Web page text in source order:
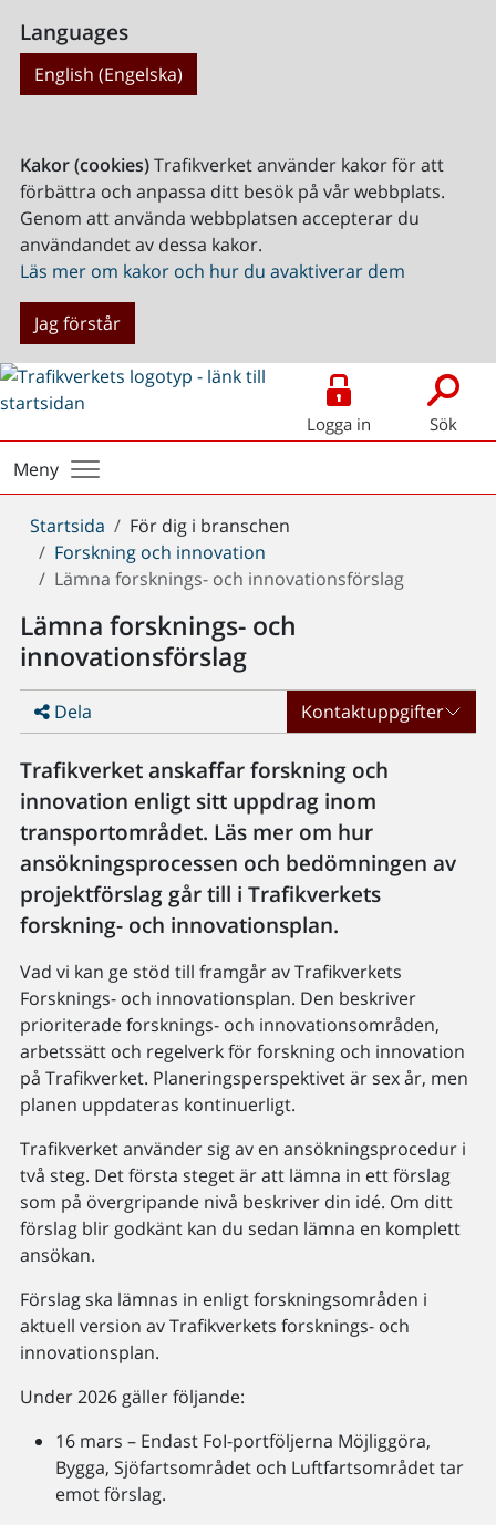
Languages
English (Engelska)
Kakor (cookies)Trafikverket använder kakor för att
förbättra och anpassa ditt besök på vår webbplats.
Genom att använda webbplatsen accepterar du
användandet av dessa kakor.
Läs mer om kakor och hur du avaktiverar dem
Jag förstår
Logga in Sök
Meny
Du
är
här:
Startsida
För dig i branschen
Forskning och innovation
Lämna forsknings- och innovationsförslag
Lämna forsknings- och
innovationsförslag
Dela Kontaktuppgifter
Trafikverket anskaffar forskning och
innovation enligt sitt uppdrag inom
transportområdet. Läs mer om hur
ansökningsprocessen och bedömningen av
projektförslag går till i Trafikverkets
forskning- och innovationsplan.
Vad vi kan ge stöd till framgår av Trafikverkets
Forsknings- och innovationsplan. Den beskriver
prioriterade forsknings- och innovationsområden,
arbetssätt och regelverk för forskning och innovation
på Trafikverket. Planeringsperspektivet är sex år, men
planen uppdateras kontinuerligt.
Trafikverket använder sig av en ansökningsprocedur i
två steg. Det första steget är att lämna in ett förslag
som på övergripande nivå beskriver din idé. Om ditt
förslag blir godkänt kan du sedan lämna en komplett
ansökan.
Förslag ska lämnas in enligt forskningsområden i
aktuell version av Trafikverkets forsknings- och
innovationsplan.
Under 2026 gäller följande:
16 mars – Endast FoI-portföljerna Möjliggöra,
Bygga, Sjöfartsområdet och Luftfartsområdet tar
emot förslag.